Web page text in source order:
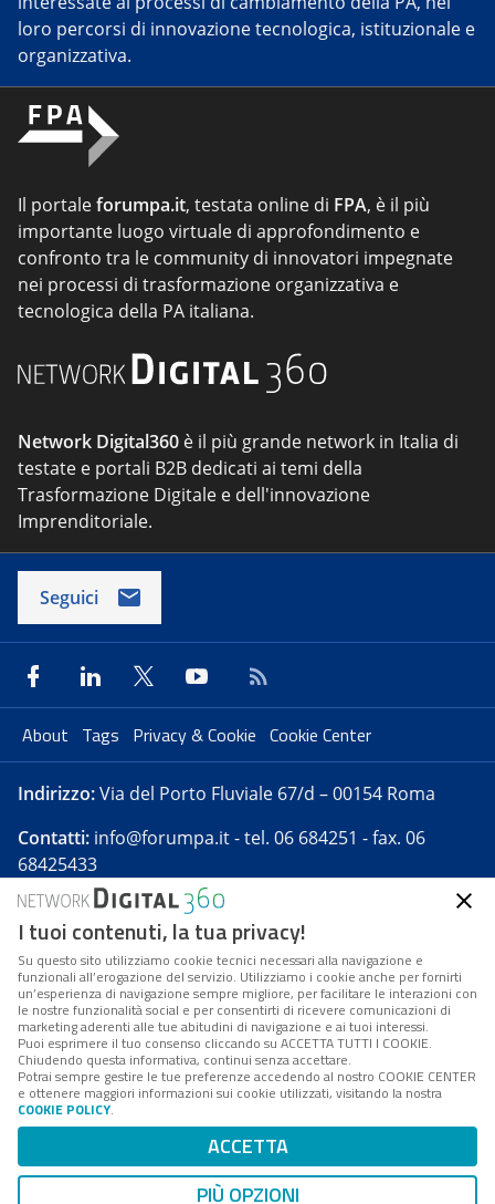
loro percorsi di innovazione tecnologica, istituzionale e
organizzativa.
Il portaleforumpa.it, testata online di FPA, è il più
importante luogo virtuale di approfondimento e
confronto tra le community di innovatori impegnate
nei processi di trasformazione organizzativa e
tecnologica della PA italiana.
Network Digital360 è il più grande network in Italia di
testate e portali B2B dedicati ai temi della
Trasformazione Digitale e dell'innovazione
Imprenditoriale.
Seguici
About Tags Privacy & Cookie Cookie Center
Indirizzo:Via del Porto Fluviale 67/d – 00154 Roma
Contatti: info@forumpa.it- tel. 06 684251 - fax. 06
68425433
Forumpa.itè una pubblicazione telematica iscritta
presso Registro della stampa del Tribunale di Roma -
Reg. n. 182 del 2 maggio 2008 - Direttore resp. Michela
Stentella
FPA s.r.l. è società soggetta a Direzione e
Coordinamento da parte di Digital360 S.p.A. - FPA s.r.l.
è un'azienda certificata per il sistema di management
Codice Fiscale/Partita IVA n. 10693191008 - R.E.A. Roma
n. 1249791. ISP AWS
Mappa del sito
I tuoi contenuti, la tua privacy!
Su questo sito utilizziamo cookie tecnici necessari alla navigazione e
funzionali all’erogazione del servizio. Utilizziamo i cookie anche per fornirti
un’esperienza di navigazione sempre migliore, per facilitare le interazioni con
le nostre funzionalità social e per consentirti di ricevere comunicazioni di
marketing aderenti alle tue abitudini di navigazione e ai tuoi interessi.
Puoi esprimere il tuo consenso cliccando su ACCETTA TUTTI I COOKIE.
Chiudendo questa informativa, continui senza accettare.
Potrai sempre gestire le tue preferenze accedendo al nostro COOKIE CENTER
e ottenere maggiori informazioni sui cookie utilizzati, visitando la nostra
COOKIE POLICY.
ACCETTA
PIÙ OPZIONI